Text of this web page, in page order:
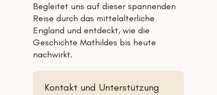
Begleitet uns auf dieser spannenden
Reise durch das mittelalterliche
England und entdeckt, wie die
Geschichte Mathildes bis heute
nachwirkt.
Kontakt und Unterstützung